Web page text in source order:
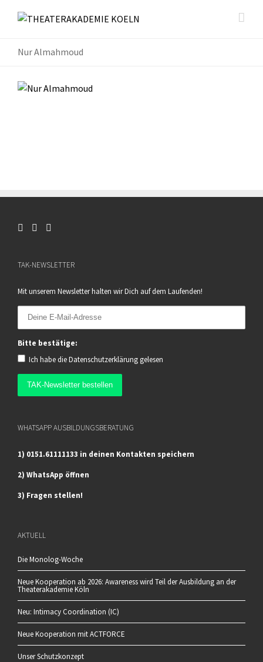
Nur Almahmoud
TAK-NEWSLETTER
Mit unserem Newsletter halten wir Dich auf dem Laufenden!
Bitte bestätige:
Ich habe dieDatenschutzerklärung gelesen
WHATSAPP AUSBILDUNGSBERATUNG
1) 0151.61111133 in deinen Kontakten speichern
2) WhatsApp öffnen
3) Fragen stellen!
AKTUELL
Die Monolog-Woche
Neue Kooperation ab 2026: Awareness wird Teil der Ausbildung an der
Theaterakademie Köln
Neu: Intimacy Coordination (IC)
Neue Kooperation mit ACTFORCE
Unser Schutzkonzept